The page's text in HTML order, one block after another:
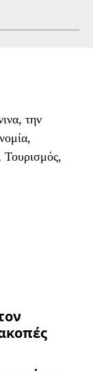
την
Τουρισμός,